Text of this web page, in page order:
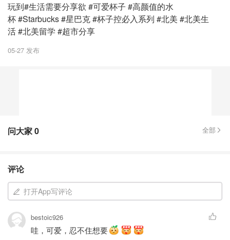
玩到#生活需要分享欲 #可爱杯子 #高颜值的水
杯 #Starbucks #星巴克 #杯子控必入系列 #北美 #北美生
活 #北美留学 #超市分享
05-27 发布
问大家0 全部
评论
打开App写评论
bestoic926
哇，可爱，忍不住想要